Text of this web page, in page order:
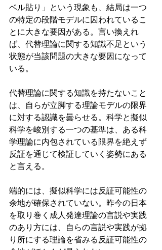
ベル貼り」という現象も、結局は一つ
の特定の段階モデルに囚われているこ
とに大きな要因がある。言い換えれ
ば、代替理論に関する知識不足という
状態が当該問題の大きな要因になって
いる。
代替理論に関する知識を持たないこと
は、自らが立脚する理論モデルの限界
に対する認識を曇らせる。科学と擬似
科学を峻別する一つの基準は、ある科
学理論に内包されている限界を絶えず
反証を通じて検証していく姿勢にある
と言える。
端的には、擬似科学には反証可能性の
余地が確保されていない。昨今の日本
を取り巻く成人発達理論の言説や実践
のあり方には、自らの言説や実践が拠
り所にする理論を省みる反証可能性の